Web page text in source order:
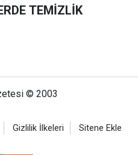
TEMİZLİK
© 2003
Gizlilik İlkeleri Sitene Ekle